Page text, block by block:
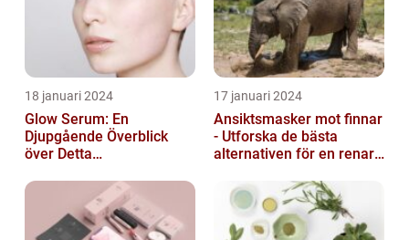
18 januari 2024
Glow Serum: En
Djupgående Överblick
över Detta
17 januari 2024
Ansiktsmasker mot finnar
- Utforska de bästa
alternativen för en renare